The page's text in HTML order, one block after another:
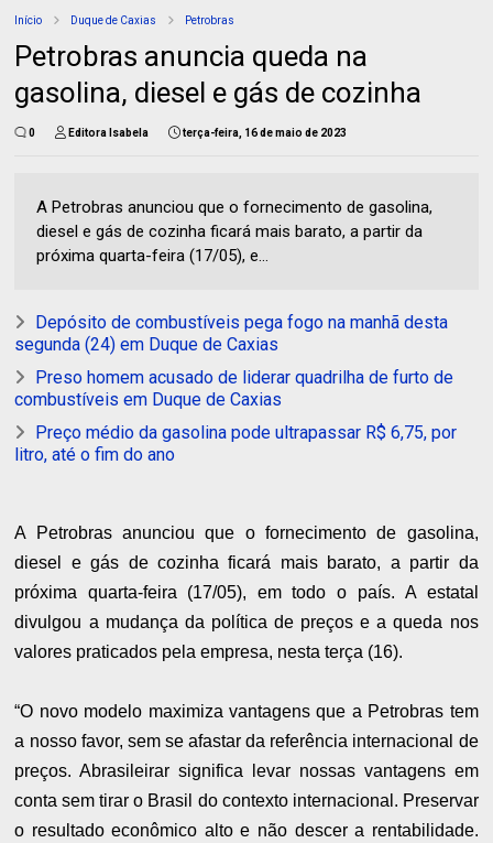
Início Duque de Caxias Petrobras
Petrobras anuncia queda na
gasolina, diesel e gás de cozinha
0 Editora Isabela terça-feira, 16 de maio de 2023
A Petrobras anunciou que o fornecimento de gasolina,
diesel e gás de cozinha ficará mais barato, a partir da
próxima quarta-feira (17/05), e...
Depósito de combustíveis pega fogo na manhã desta
segunda (24) em Duque de Caxias
Preso homem acusado de liderar quadrilha de furto de
combustíveis em Duque de Caxias
Preço médio da gasolina pode ultrapassar R$ 6,75, por
litro, até o fim do ano
A Petrobras anunciou que o fornecimento de gasolina,
diesel e gás de cozinha ficará mais barato, a partir da
próxima quarta-feira (17/05), em todo o país.A estatal
divulgou a mudança da política de preços e a queda nos
valores praticados pela empresa, nesta terça (16).
“O novo modelo maximiza vantagens que a Petrobras tem
a nosso favor, sem se afastar da referência internacional de
preços. Abrasileirar significa levar nossas vantagens em
conta sem tirar o Brasil do contexto internacional. Preservar
o resultado econômico alto e não descer a rentabilidade.